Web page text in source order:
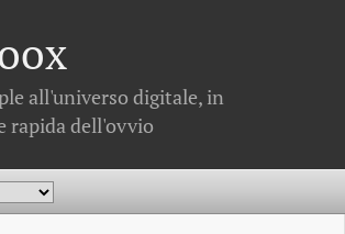
all'universo digitale, in
rapida dell'ovvio